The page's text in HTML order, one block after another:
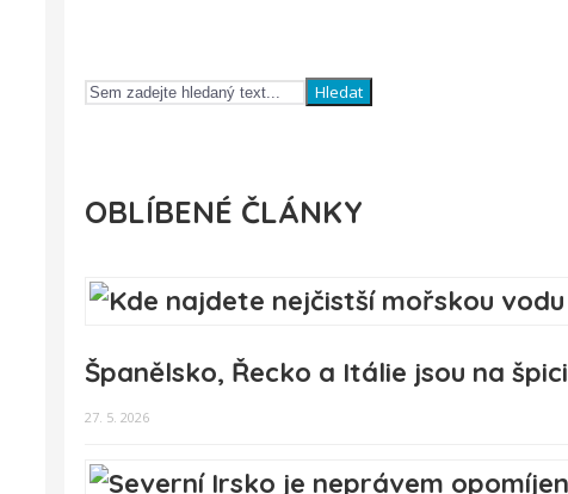
Hledat
OBLÍBENÉ ČLÁNKY
Španělsko, Řecko a Itálie jsou na špici
27. 5. 2026